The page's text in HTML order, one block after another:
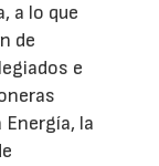
a lo que
de
e
la